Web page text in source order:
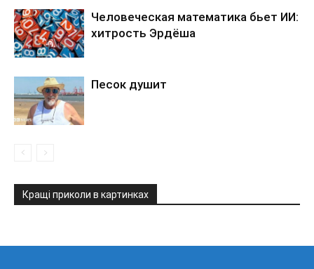
Человеческая математика бьет ИИ:
хитрость Эрдёша
Песок душит
Кращі приколи в картинках